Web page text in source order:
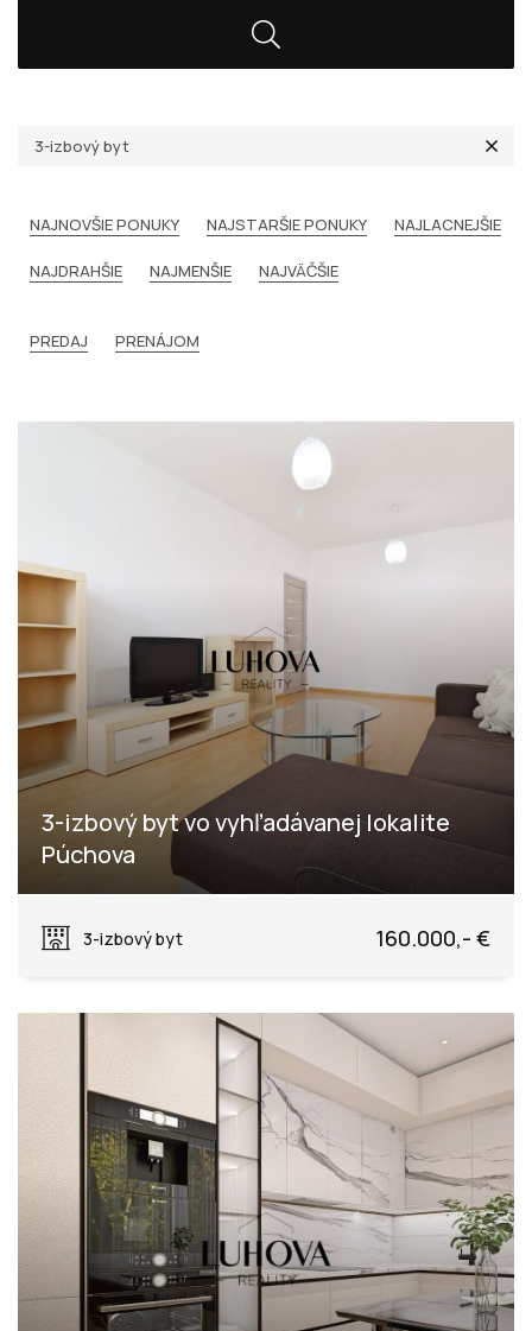
3-izbový byt
NAJNOVŠIE PONUKY NAJSTARŠIE PONUKY NAJLACNEJŠIE
NAJDRAHŠIE NAJMENŠIE NAJVÄČŠIE
PREDAJ PRENÁJOM
3-izbový byt vo vyhľadávanej lokalite
Púchova
3-izbový byt
160.000,- €